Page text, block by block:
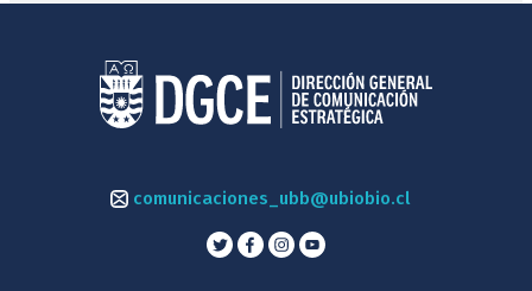
comunicaciones_ubb@ubiobio.cl